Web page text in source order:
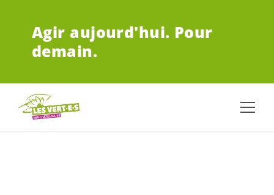
Agir aujourd'hui. Pour
demain.